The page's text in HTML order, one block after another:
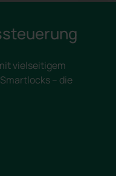
vielseitigem
– die